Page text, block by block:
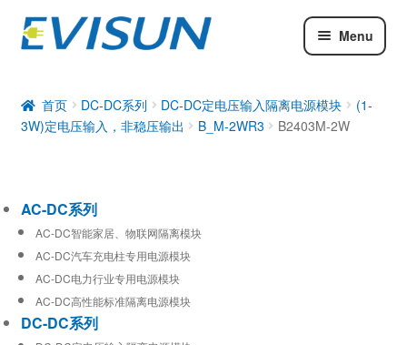
Menu
DC-DC系列
工业通信模块
首页 DC-DC系列 DC-DC定电压输入隔离电源模块
(1-
3W)定电压输入，非稳压输出
B_M-2WR3 B2403M-2W
AC-DC系列
AC-DC智能家居、物联网隔离模块
AC-DC汽车充电柱专用电源模块
AC-DC电力行业专用电源模块
AC-DC高性能标准隔离电源模块
DC-DC系列